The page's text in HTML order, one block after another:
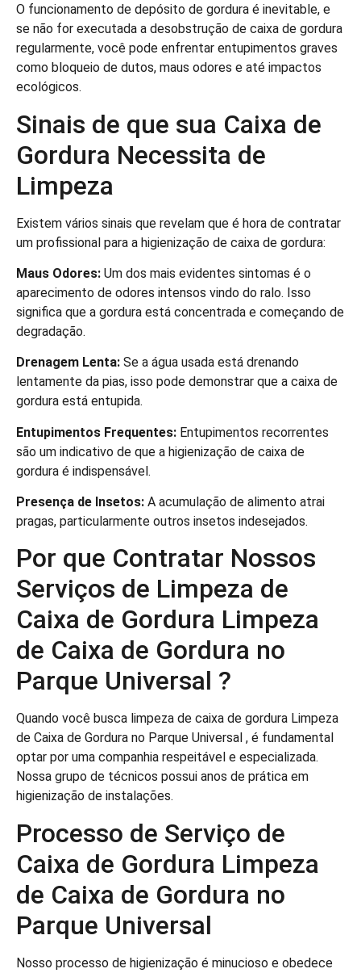
O funcionamento de depósito de gordura é inevitable, e
se não for executada a desobstrução de caixa de gordura
regularmente, você pode enfrentar entupimentos graves
como bloqueio de dutos, maus odores e até impactos
ecológicos.
Sinais de que sua Caixa de
Gordura Necessita de
Limpeza
Existem vários sinais que revelam que é hora de contratar
um profissional para a higienização de caixa de gordura:
Maus Odores: Um dos mais evidentes sintomas é o
aparecimento de odores intensos vindo do ralo. Isso
significa que a gordura está concentrada e começando de
degradação.
Drenagem Lenta: Se a água usada está drenando
lentamente da pias, isso pode demonstrar que a caixa de
gordura está entupida.
Entupimentos Frequentes: Entupimentos recorrentes
são um indicativo de que a higienização de caixa de
gordura é indispensável.
Presença de Insetos: A acumulação de alimento atrai
pragas, particularmente outros insetos indesejados.
Por que Contratar Nossos
Serviços de Limpeza de
Caixa de Gordura Limpeza
de Caixa de Gordura no
Parque Universal ?
Quando você busca limpeza de caixa de gordura Limpeza
de Caixa de Gordura no Parque Universal , é fundamental
optar por uma companhia respeitável e especializada.
Nossa grupo de técnicos possui anos de prática em
higienização de instalações.
Processo de Serviço de
Caixa de Gordura Limpeza
de Caixa de Gordura no
Parque Universal
Nosso processo de higienização é minucioso e obedece